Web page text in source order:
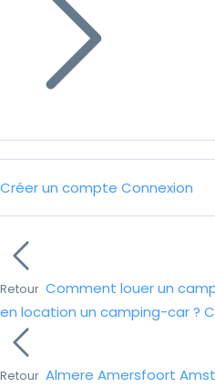
Créer un compte Connexion
Retour Comment louer un
en location un camping-car ?
Retour Almere Amersfoort